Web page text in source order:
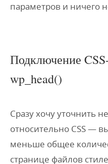
параметров и ничего
Подключение
wp_head()
Сразу хочу уточнить
относительно CSS —
меньше общее
странице файлов